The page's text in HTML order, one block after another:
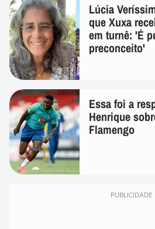
Lúcia
que Xuxa
em turnê: 'É
preconceito'
Essa foi a
Henrique
Flamengo
PUBLICIDADE